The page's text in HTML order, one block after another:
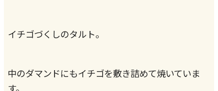
イチゴづくしのタルト。
中のダマンドにもイチゴを敷き詰めて焼いていま
す。